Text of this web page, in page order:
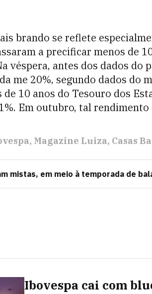
brando se reflete
a precificar menos de
véspera, antes dos dados do
me 20%, segundo dados do
10 anos do Tesouro dos
Em outubro, tal rendimento
Magazine Luiza Casas
mistas, em meio à temporada de
Ibovespa cai com